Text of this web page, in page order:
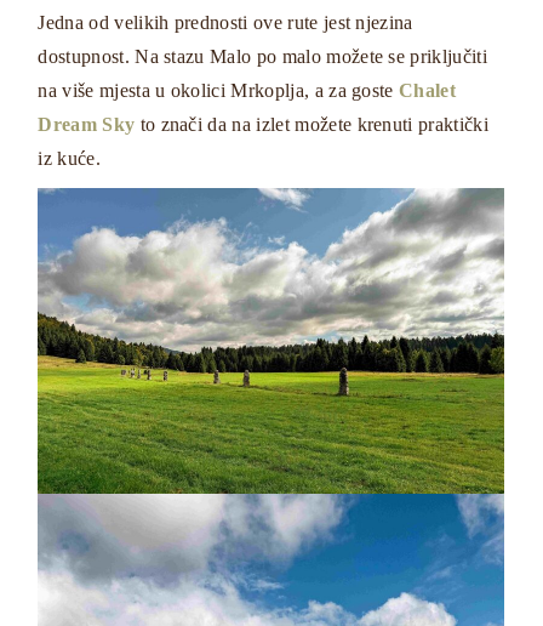
Jedna od velikih prednosti ove rute jest njezina
dostupnost. Na stazu Malo po malo možete se priključiti
na više mjesta u okolici Mrkoplja, a za gosteChalet
Dream Sky to znači da na izlet možete krenuti praktički
iz kuće.